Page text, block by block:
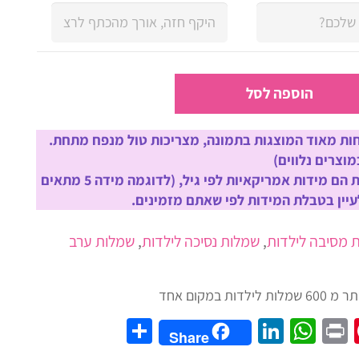
הוספה לסל
מאוד המוצגות בתמונה, מצריכות טול מנפח מתחת.
נלווים)
שימו לב! המידות הם מידות אמריקאיות לפי גיל, (לדוגמה מידה 5 מתאים
מסיבה לילדות,שמלות נסיכה לילדות,שמלות ערב
Pinterest
Print
WhatsApp
LinkedIn
Share